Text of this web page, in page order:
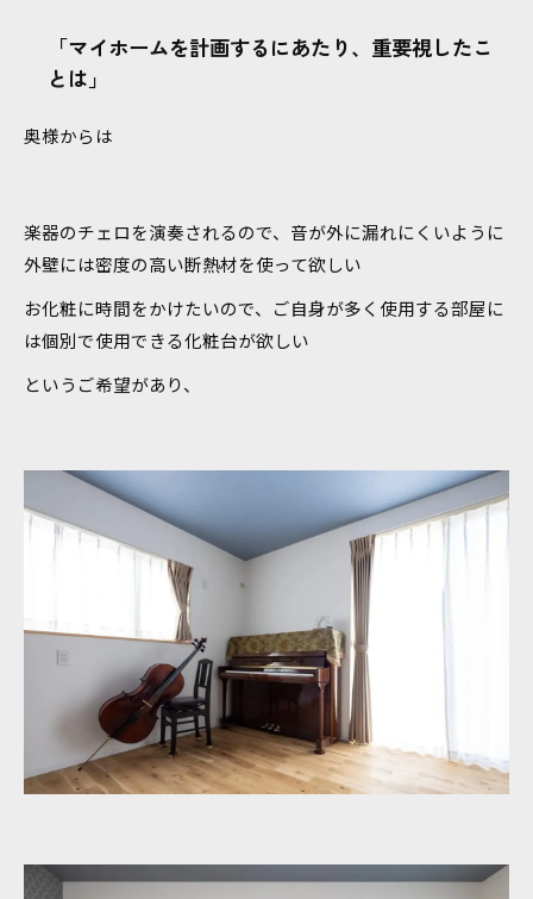
「マイホームを計画するにあたり、重要視したこ
とは」
奥様からは
楽器のチェロを演奏されるので、音が外に漏れにくいように
外壁には密度の高い断熱材を使って欲しい
お化粧に時間をかけたいので、ご自身が多く使用する部屋に
は個別で使用できる化粧台が欲しい
というご希望があり、